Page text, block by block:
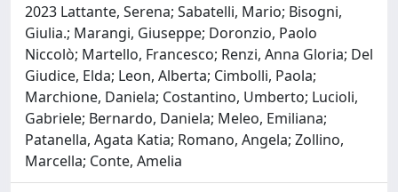
2023 Lattante, Serena; Sabatelli, Mario; Bisogni,
Giulia.; Marangi, Giuseppe; Doronzio, Paolo
Niccolò; Martello, Francesco; Renzi, Anna Gloria; Del
Giudice, Elda; Leon, Alberta; Cimbolli, Paola;
Marchione, Daniela; Costantino, Umberto; Lucioli,
Gabriele; Bernardo, Daniela; Meleo, Emiliana;
Patanella, Agata Katia; Romano, Angela; Zollino,
Marcella; Conte, Amelia